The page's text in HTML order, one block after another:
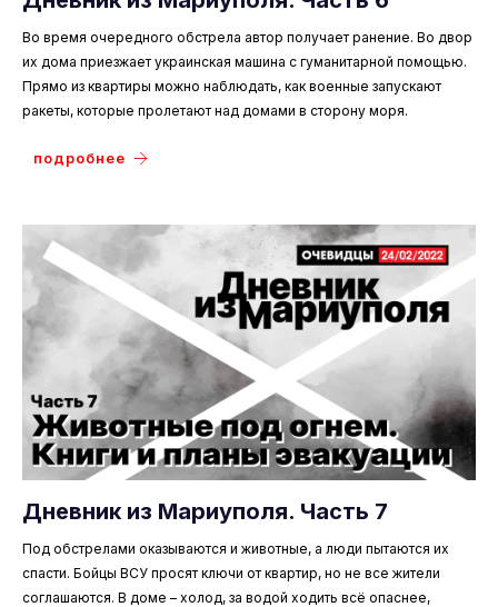
Во время очередного обстрела автор получает ранение. Во двор
их дома приезжает украинская машина с гуманитарной помощью.
Прямо из квартиры можно наблюдать, как военные запускают
ракеты, которые пролетают над домами в сторону моря.
подробнее
Дневник из Мариуполя. Часть 7
Под обстрелами оказываются и животные, а люди пытаются их
спасти. Бойцы ВСУ просят ключи от квартир, но не все жители
соглашаются. В доме – холод, за водой ходить всё опаснее,